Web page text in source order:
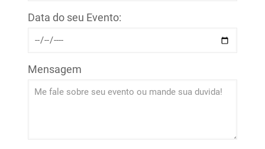
Data do seu Evento:
Mensagem